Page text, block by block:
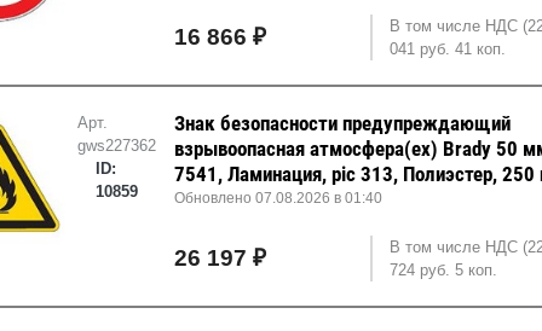
16 866 ₽
В том числе НДС
041 руб. 41 коп.
Арт.
gws227362
ID:
10859
Знак безопасности предупреждающий
взрывоопасная атмосфера(ех) Brady 50
7541, Ламинация, pic 313, Полиэстер,
Обновлено 07.08.2026 в 01:40
26 197 ₽
В том числе НДС
724 руб. 5 коп.